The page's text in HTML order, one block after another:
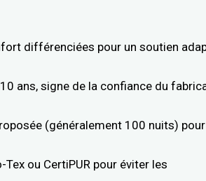
différenciées pour un soutien
ans, signe de la confiance du
(généralement 100 nuits) pour
ou CertiPUR pour éviter les